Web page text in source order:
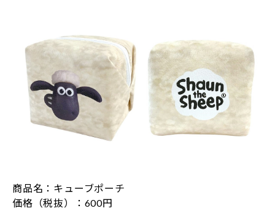
商品名：キューブポーチ
価格（税抜）：600円